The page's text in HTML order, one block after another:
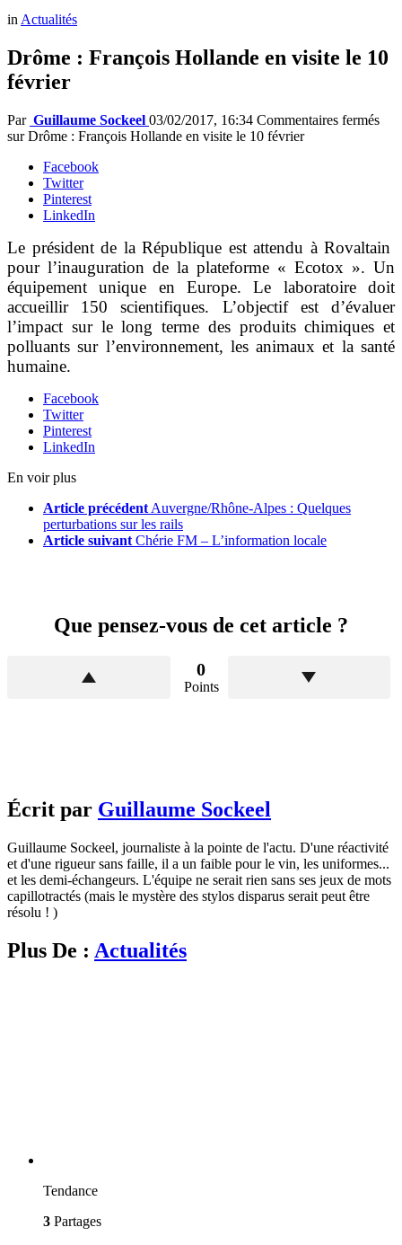
inActualités
Drôme : François Hollande en visite le 10
février
Par Guillaume Sockeel 03/02/2017, 16:34 Commentaires fermés
sur Drôme : François Hollande en visite le 10 février
Facebook
Twitter
Pinterest
LinkedIn
Le président de la République est attendu à Rovaltain
pour l’inauguration de la plateforme « Ecotox ». Un
équipement unique en Europe. Le laboratoire doit
accueillir 150 scientifiques. L’objectif est d’évaluer
l’impact sur le long terme des produits chimiques et
polluants sur l’environnement, les animaux et la santé
humaine.
Facebook
Twitter
Pinterest
LinkedIn
En voir plus
Article précédent Auvergne/Rhône-Alpes : Quelques
perturbations sur les rails
Article suivant Chérie FM – L’information locale
Que pensez-vous de cet article ?
0
Points
Écrit par Guillaume Sockeel
Guillaume Sockeel, journaliste à la pointe de l'actu. D'une réactivité
et d'une rigueur sans faille, il a un faible pour le vin, les uniformes...
et les demi-échangeurs. L'équipe ne serait rien sans ses jeux de mots
capillotractés (mais le mystère des stylos disparus serait peut être
résolu ! )
Plus De : Actualités
Tendance
3 Partages